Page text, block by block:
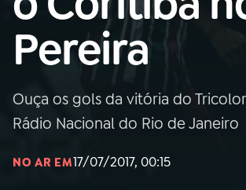
01 INÍCIO
A RÁDIO
Pereira
Ouça os gols da vitória do
Rádio Nacional do Rio de Janeiro
NO AR EM17/07/2017, 00:15